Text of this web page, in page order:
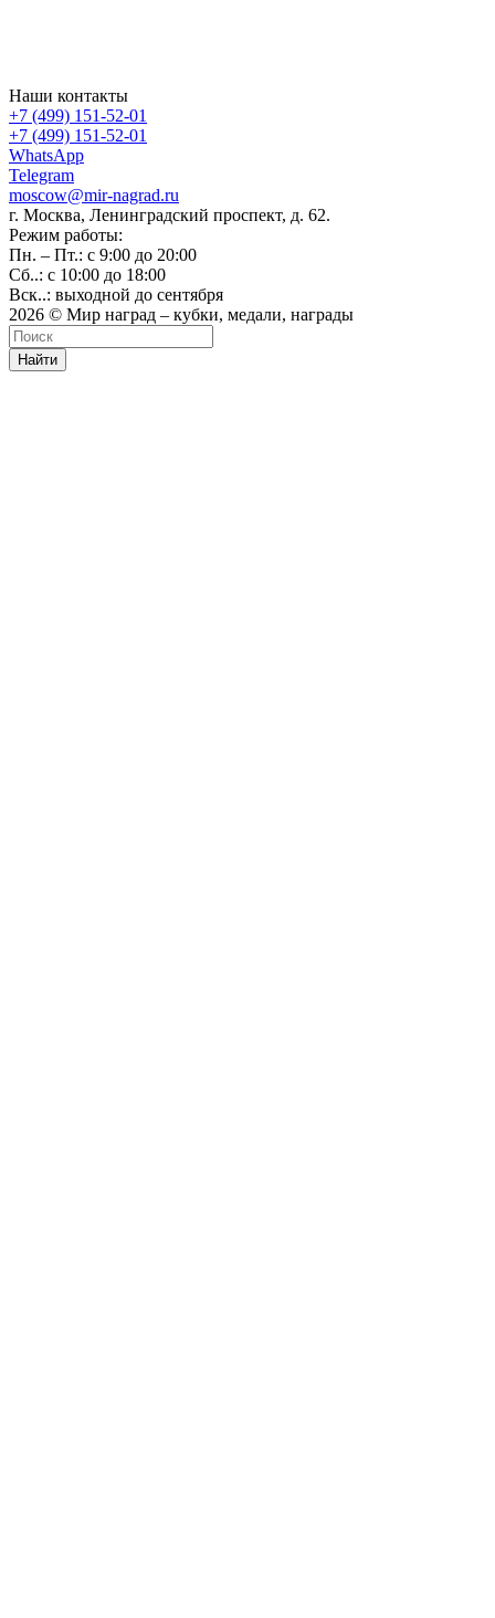
Наши контакты
+7 (499) 151-52-01
+7 (499) 151-52-01
WhatsApp
Telegram
moscow@mir-nagrad.ru
г. Москва, Ленинградский проспект, д. 62.
Режим работы:
Пн. – Пт.: с 9:00 до 20:00
Сб..: с 10:00 до 18:00
Вск..: выходной до сентября
2026 © Мир наград – кубки, медали, награды
Найти